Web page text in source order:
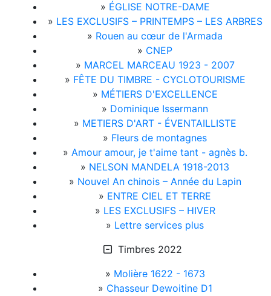
» ÉGLISE NOTRE-DAME
» LES EXCLUSIFS – PRINTEMPS – LES ARBRES
» Rouen au cœur de l'Armada
» CNEP
» MARCEL MARCEAU 1923 - 2007
» FÊTE DU TIMBRE - CYCLOTOURISME
» MÉTIERS D'EXCELLENCE
» Dominique Issermann
» METIERS D'ART - ÉVENTAILLISTE
» Fleurs de montagnes
» Amour amour, je t'aime tant - agnès b.
» NELSON MANDELA 1918-2013
» Nouvel An chinois – Année du Lapin
» ENTRE CIEL ET TERRE
» LES EXCLUSIFS – HIVER
» Lettre services plus
Timbres 2022
» Molière 1622 - 1673
» Chasseur Dewoitine D1